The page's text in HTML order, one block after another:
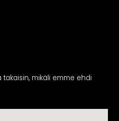
mikäli emme ehdi